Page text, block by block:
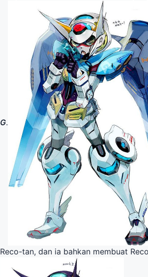
G.
Reco-tan, dan ia bahkan membuat